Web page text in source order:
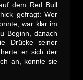
dem Red Bull
gefragt: Wer
war klar im
Beginn, danach
Drücke seiner
er sich der
an, konnte sie